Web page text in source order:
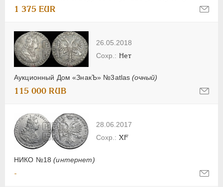
1 375 EUR
26.05.2018
Аукционный Дом «ЗнакЪ» №3atlas(очный)
Нет
115 000 RUB
28.06.2017
НИКО №18(интернет)
XF
-